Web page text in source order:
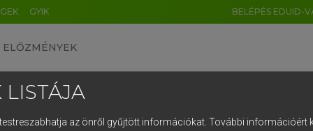
GYIK BELÉPÉS EDUID-
ELŐZMÉNYEK
LISTÁJA
az önről gyűjtött információkat. További információért